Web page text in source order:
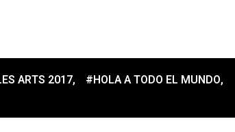
ARTS 2017, #HOLA A TODO EL MUNDO,